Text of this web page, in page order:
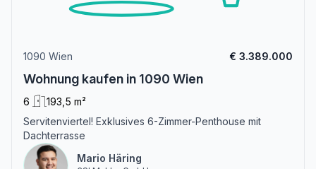
1090 Wien € 3.389.000
Wohnung kaufen in 1090 Wien
6
193,5 m²
Servitenviertel! Exklusives 6-Zimmer-Penthouse mit
Dachterrasse
Mario Häring